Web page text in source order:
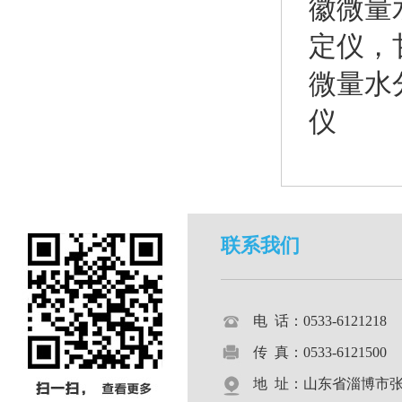
徽微量
定仪 ，
微量水
仪
联系我们
电 话：0533-
传 真：0533-6121500
地 址：山东省淄博市